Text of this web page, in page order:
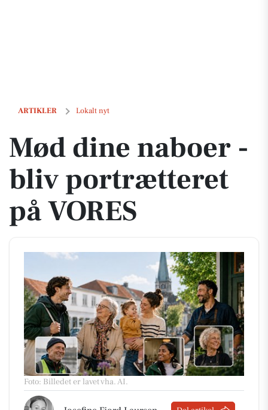
ARTIKLER Lokalt nyt
Mød dine naboer - bliv portrætteret på VORES
Mød dine naboer -
bliv portrætteret
på VORES
Foto: Billedet er lavet vha. AI.